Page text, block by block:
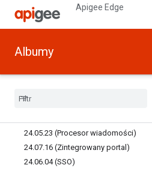
Apigee Edge
Albumy
25.03.11 (Integrated portal)
24.12.17 (interfejs Edge)
24.12.10 (zintegrowany portal)
24.11.14 (zintegrowany portal)
24
24.05.23 (Procesor wiadomości)
24.07.16 (Zintegrowany portal)
24.06.04 (SSO)